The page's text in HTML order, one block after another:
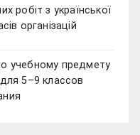
робіт з української
організацій
учебному предмету
5–9 классов